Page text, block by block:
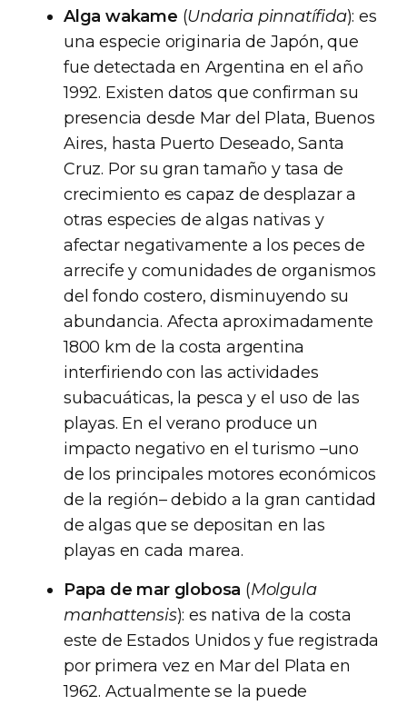
Alga wakame (Undaria pinnatífida): es
una especie originaria de Japón, que
fue detectada en Argentina en el año
1992. Existen datos que confirman su
presencia desde Mar del Plata, Buenos
Aires, hasta Puerto Deseado, Santa
Cruz. Por su gran tamaño y tasa de
crecimiento es capaz de desplazar a
otras especies de algas nativas y
afectar negativamente a los peces de
arrecife y comunidades de organismos
del fondo costero, disminuyendo su
abundancia. Afecta aproximadamente
1800 km de la costa argentina
interfiriendo con las actividades
subacuáticas, la pesca y el uso de las
playas. En el verano produce un
impacto negativo en el turismo –uno
de los principales motores económicos
de la región– debido a la gran cantidad
de algas que se depositan en las
playas en cada marea.
Papa de mar globosa (Molgula
manhattensis): es nativa de la costa
este de Estados Unidos y fue registrada
por primera vez en Mar del Plata en
1962. Actualmente se la puede